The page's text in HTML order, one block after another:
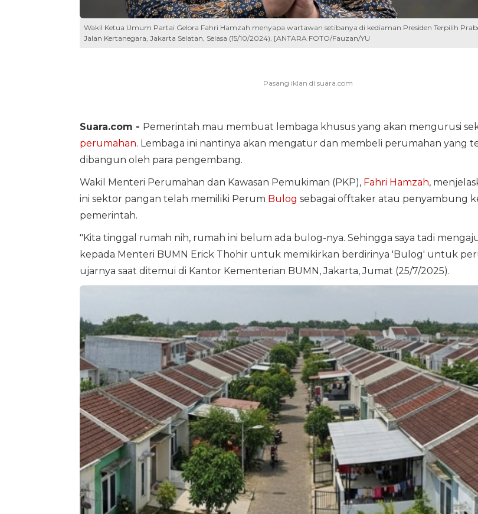
Wakil Ketua Umum Partai Gelora Fahri Hamzah menyapa wartawan setibanya di kediaman Presiden Terpilih
Jalan Kertanegara, Jakarta Selatan, Selasa (15/10/2024). [ANTARA FOTO/Fauzan/YU
Suara.com - Pemerintah mau membuat lembaga khusus yang akan mengurusi
perumahan. Lembaga ini nantinya akan mengatur dan membeli perumahan yang
dibangun oleh para pengembang.
Wakil Menteri Perumahan dan Kawasan Pemukiman (PKP), Fahri Hamzah,
ini sektor pangan telah memiliki Perum Bulog sebagai offtaker atau penyambung
pemerintah.
"Kita tinggal rumah nih, rumah ini belum ada bulog-nya. Sehingga saya tadi
kepada Menteri BUMN Erick Thohir untuk memikirkan berdirinya 'Bulog' untuk
ujarnya saat ditemui di Kantor Kementerian BUMN, Jakarta, Jumat (25/7/2025).